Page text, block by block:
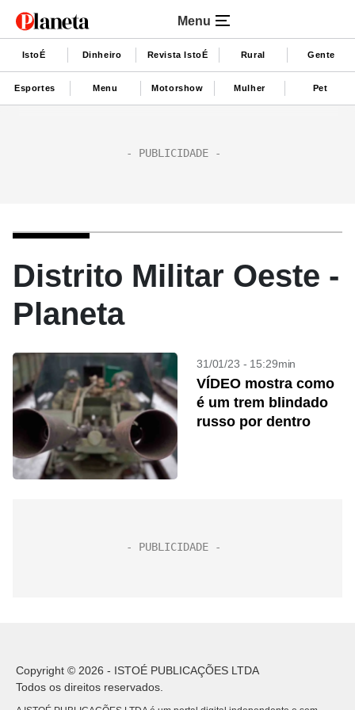
Menu
IstoÉ Dinheiro Revista IstoÉ Rural Gente
Esportes Menu Motorshow Mulher Pet
Distrito Militar Oeste -
Planeta
31/01/23 - 15:29min
VÍDEO mostra como
é um trem blindado
russo por dentro
Copyright © 2026 - ISTOÉ PUBLICAÇÕES LTDA
Todos os direitos reservados.